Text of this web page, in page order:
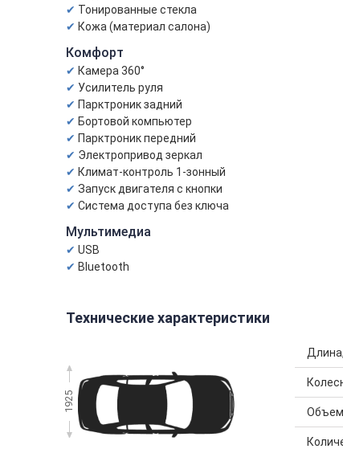
Тонированные стекла
Кожа (материал салона)
Комфорт
Камера 360°
Усилитель руля
Парктроник задний
Бортовой компьютер
Парктроник передний
Электропривод зеркал
Климат-контроль 1-зонный
Запуск двигателя с кнопки
Система доступа без ключа
Мультимедиа
USB
Bluetooth
Технические характеристики
1925 Объем